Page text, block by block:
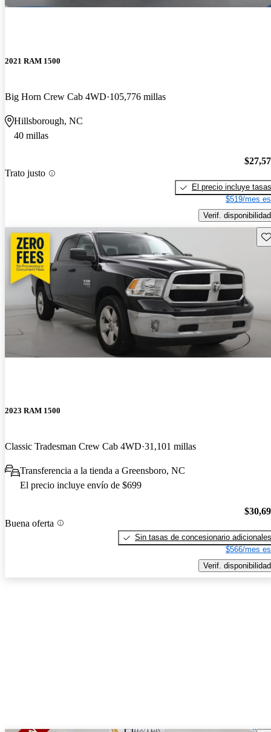
2021 RAM 1500
Big Horn Crew Cab 4WD 105,776 millas
Hillsborough, NC
40 millas
Trato justo
El precio incluye tasas
$519/mes
Verif. disponibilidad
2023 RAM 1500
Classic Tradesman Crew Cab 4WD 31,101 millas
Transferencia a la tienda a Greensboro, NC
El precio incluye envío de $699
Buena oferta
Sin tasas de concesionario adicionales
$566/mes
Verif. disponibilidad